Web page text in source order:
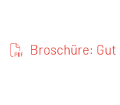
Broschüre: Gut